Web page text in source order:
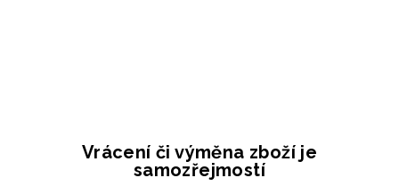
Vrácení či výměna zboží je
samozřejmostí